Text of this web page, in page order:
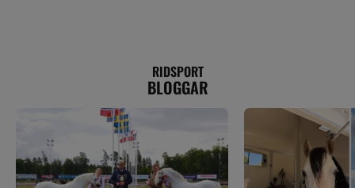
RIDSPORT
BLOGGAR